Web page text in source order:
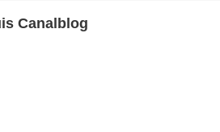
Article publié depuis Canalblog